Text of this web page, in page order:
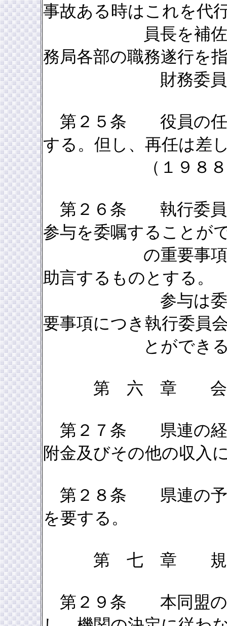
事故ある時はこれを代
員長を補佐し、
務局各部の職務遂行を
財務委員長は
第２５条 役員の任
する。但し、再任は差
（１９８８年
第２６条 執行委員
参与を委嘱することが
の重要事項につ
助言するものとする。
参与は委員長の
要事項につき執行委員
とができるも
第 六 章
第２７条 県連の経
附金及びその他の収入
第２８条 県連の予
を要する。
第 七 章
第２９条 本同盟の